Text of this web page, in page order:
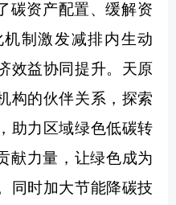
碳资产配置、缓解资
制激发减排内生动
效益协同提升。天原
构的伙伴关系，探索
助力区域绿色低碳转
献力量，让绿色成为
同时加大节能降碳技